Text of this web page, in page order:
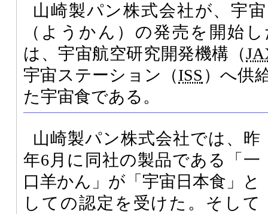
山崎製パン株式会社が、宇
（ようかん）の発売を開始
は、宇宙航空研究開発機構（
宇宙ステーション（ISS ）へ供
た宇宙食である。
山崎製パン株式会社では、昨
年6月に同社の製品である「一
口羊かん」が「宇宙日本食」と
しての認定を受けた。そして